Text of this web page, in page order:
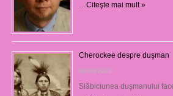
…Citeşte mai mult »
Cherockee despre duşman
08/09/2023
Slăbiciunea duşmanului